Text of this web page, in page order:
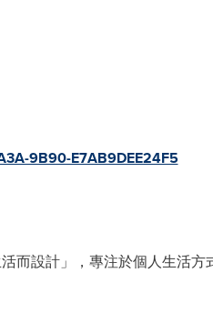
9B90-E7AB9DEE24F5
而設計」，專注於個人生活